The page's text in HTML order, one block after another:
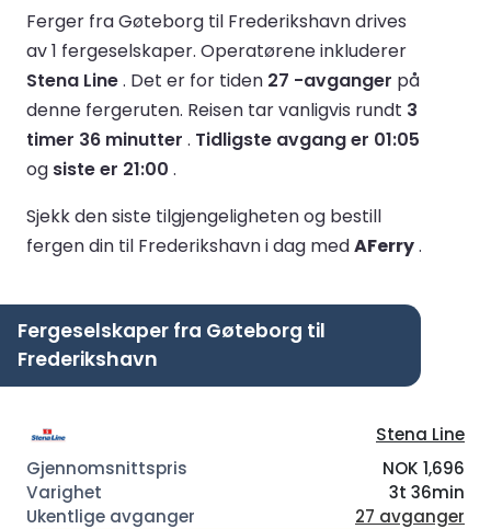
Ferger fra Gøteborg til Frederikshavn drives
av 1 fergeselskaper. Operatørene inkluderer
Stena Line. Det er for tiden 27 -avganger på
denne fergeruten. Reisen tar vanligvis rundt 3
timer 36 minutter . Tidligste avgang er 01:05
og siste er 21:00 .
Sjekk den siste tilgjengeligheten og bestill
fergen din til Frederikshavn i dag medAFerry.
Fergeselskaper fra Gøteborg til
Frederikshavn
Stena Line
NOK 1,696
3t 36min
27 avganger